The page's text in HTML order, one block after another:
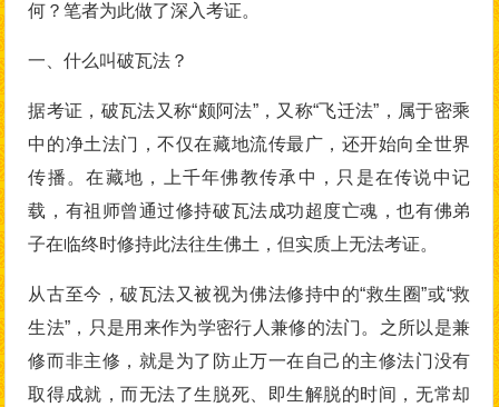
何？笔者为此做了深入考证。
一、什么叫破瓦法？
据考证，破瓦法又称“颇阿法”，又称“飞迁法”，属于密乘
中的净土法门，不仅在藏地流传最广，还开始向全世界
传播。在藏地，上千年佛教传承中，只是在传说中记
载，有祖师曾通过修持破瓦法成功超度亡魂，也有佛弟
子在临终时修持此法往生佛土，但实质上无法考证。
从古至今，破瓦法又被视为佛法修持中的“救生圈”或“救
生法”，只是用来作为学密行人兼修的法门。之所以是兼
修而非主修，就是为了防止万一在自己的主修法门没有
取得成就，而无法了生脱死、即生解脱的时间，无常却